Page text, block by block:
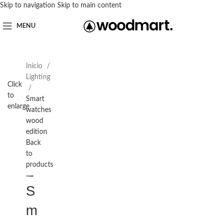
Skip to navigation Skip to main content
MENU
Click
to
enlarge
Inicio
Lighting
Smart
watches
wood
edition
Back
to
products
S
m